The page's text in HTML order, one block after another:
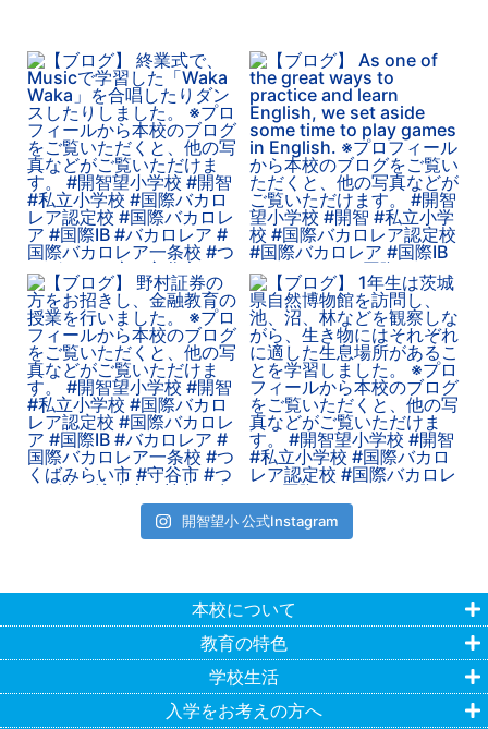
開智望小 公式Instagram
本校について
教育の特色
学校生活
入学をお考えの方へ